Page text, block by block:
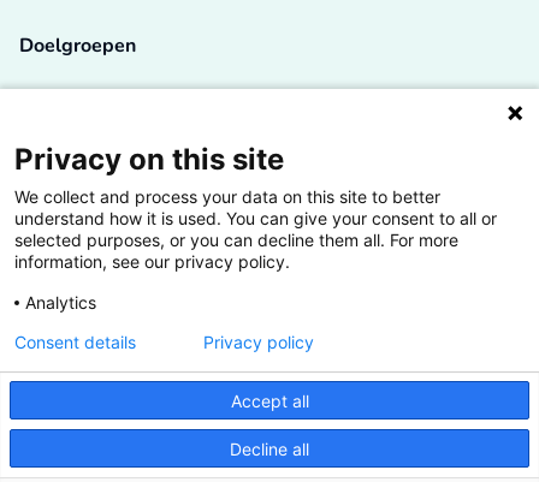
Doelgroepen
Lectoren en onderzoekers
Bedrijven
Hogescholen
De grootste kennisbank van het HBO
Inspiratie op jouw vakgebied
Vrij toegankelijk
Privacy on this site
We collect and process your data on this site to better
understand how it is used. You can give your consent to all or
selected purposes, or you can decline them all. For more
information, see our privacy policy.
Analytics
Accept all
Decline all
Consent details Privacy policy